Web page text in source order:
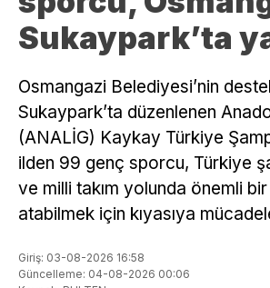
Sukaypark’ta
Osmangazi Belediyesi’nin
Sukaypark’ta düzenlenen
(ANALİG) Kaykay Türkiye
ilden 99 genç sporcu, Türkiye
ve milli takım yolunda önemli bir
atabilmek için kıyasıya
Giriş: 03-08-2026 16:58
Güncelleme: 04-08-2026 00:06